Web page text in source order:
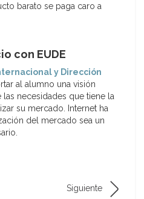
barato se paga caro a
con EUDE
y Dirección
al alumno una visión
necesidades que tiene la
su mercado. Internet ha
del mercado sea un
Siguiente